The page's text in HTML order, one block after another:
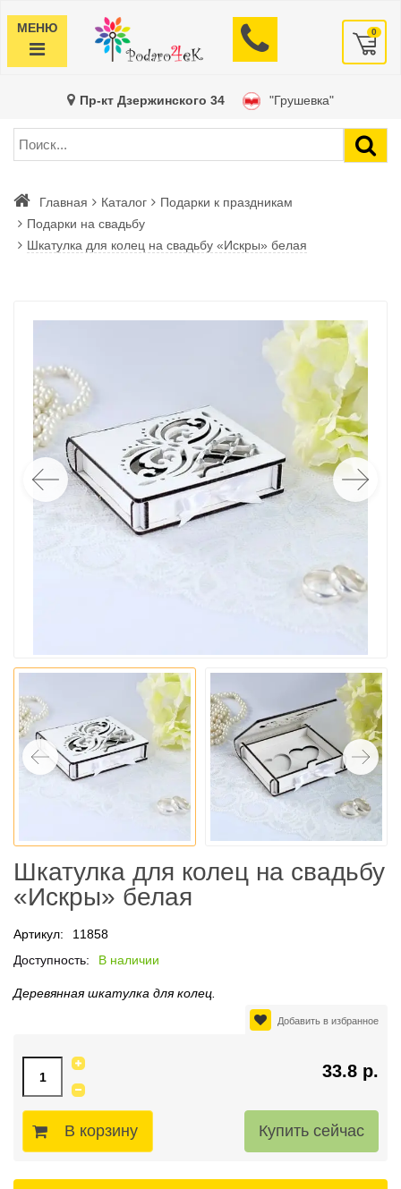
МЕНЮ 0
Пр-кт Дзержинского 34 "Грушевка"
Главная Каталог
Подарки к праздникам
Подарки на свадьбу
Шкатулка для колец на свадьбу «Искры» белая
Шкатулка для колец на свадьбу
«Искры» белая
Артикул:
11858
Доступность:
В наличии
Деревянная шкатулка для колец.
Добавить в избранное
33.8 р.
В корзину